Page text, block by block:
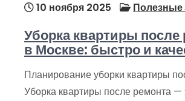
10 ноября 2025 Полезные
Уборка квартиры после
в Москве: быстро и
Планирование уборки квартиры
Уборка квартиры после ремонта